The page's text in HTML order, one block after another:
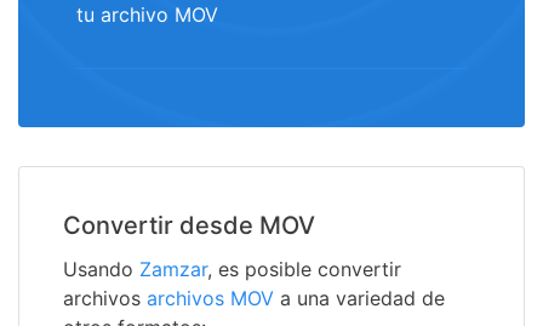
tu archivo MOV
Convertir desde MOV
Usando Zamzar, es posible convertir
archivos archivos MOV a una variedad de